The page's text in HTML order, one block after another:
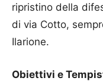
ripristino della
di via Cotto,
Ilarione.
Obiettivi e